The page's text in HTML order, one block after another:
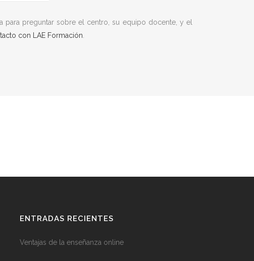
para preguntar sobre el centro, su equipo docente, y el
con LAE Formación
ENTRADAS RECIENTES
Ventajas de la enseñanza online